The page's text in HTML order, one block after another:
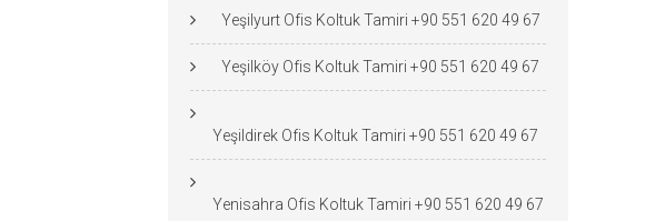
Yeşilyurt Ofis Koltuk Tamiri +90 551 620 49 67
Yeşilköy Ofis Koltuk Tamiri +90 551 620 49 67
Yeşildirek Ofis Koltuk Tamiri +90 551 620 49 67
Yenisahra Ofis Koltuk Tamiri +90 551 620 49 67